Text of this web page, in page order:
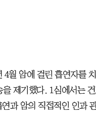
4월 암에 걸린 흡연자를
제기했다. 1심에서는
과 암의 직접적인 인과